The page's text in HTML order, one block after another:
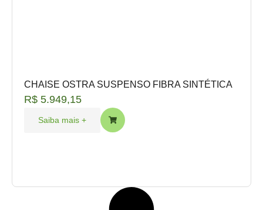
CHAISE OSTRA SUSPENSO FIBRA SINTÉTICA
R$ 5.949,15
Saiba mais +